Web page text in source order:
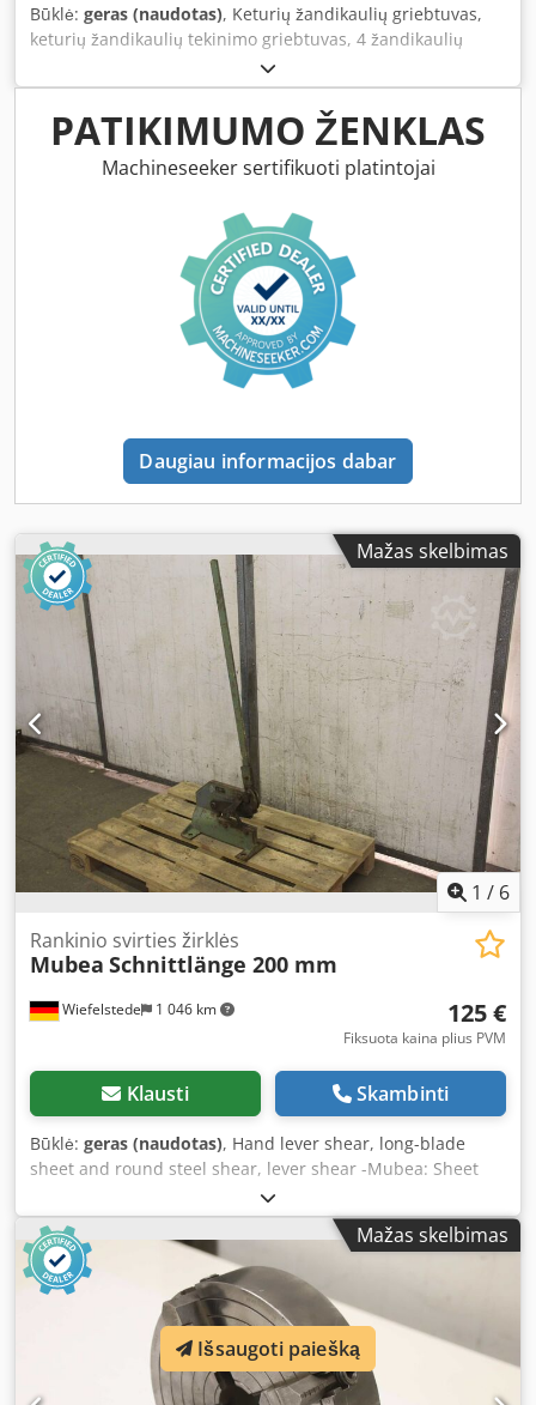
Būklė: geras (naudotas), Keturių žandikaulių griebtuvas,
keturių žandikaulių tekinimo griebtuvas, 4 žandikaulių
griebtuvas - Gamintojas: Röhm, keturių žandikaulių
griebtuvas Ø 200 mm - Praleidimas: Ø 55 mm - Tvirtinimo
skylės skersmuo: Ø 133 mm - Tvirtinimas: trumpasis kūgis
6 / kūgis 103 - 105 mm, trumpakūgis flanšas su Camlock
tvirtinimu - Priedai: įskaitant 2 komplektus keičiamų
mm - Svoris: 24 kg Dsdpfx Apjtxklyjrekr
PATIKIMUMO ŽENKLAS
Machineseeker sertifikuoti platintojai
Daugiau informacijos dabar
Mažas skelbimas
1 / 6
Wiefelstede 1 046 km
Rankinio svirties žirklės
Mubea Schnittlänge 200 mm
125 €
Fiksuota kaina plius PVM
Klausti Skambinti
Būklė: geras (naudotas), Hand lever shear, long-blade
sheet and round steel shear, lever shear -Mubea: Sheet
and round steel shear -Cutting blade length: 200 mm -
Dimensions: 380/160/H1240 mm Dsdpfefgi Nmox Aprokr -
Weight: 22 kg
Mažas skelbimas
Išsaugoti paiešką